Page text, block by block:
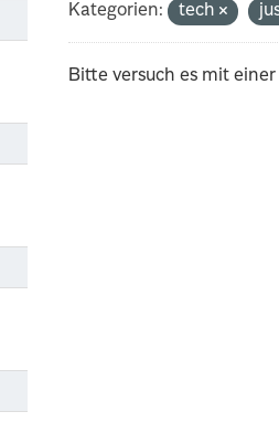
Kategorien:
tech
Bitte versuch es mit